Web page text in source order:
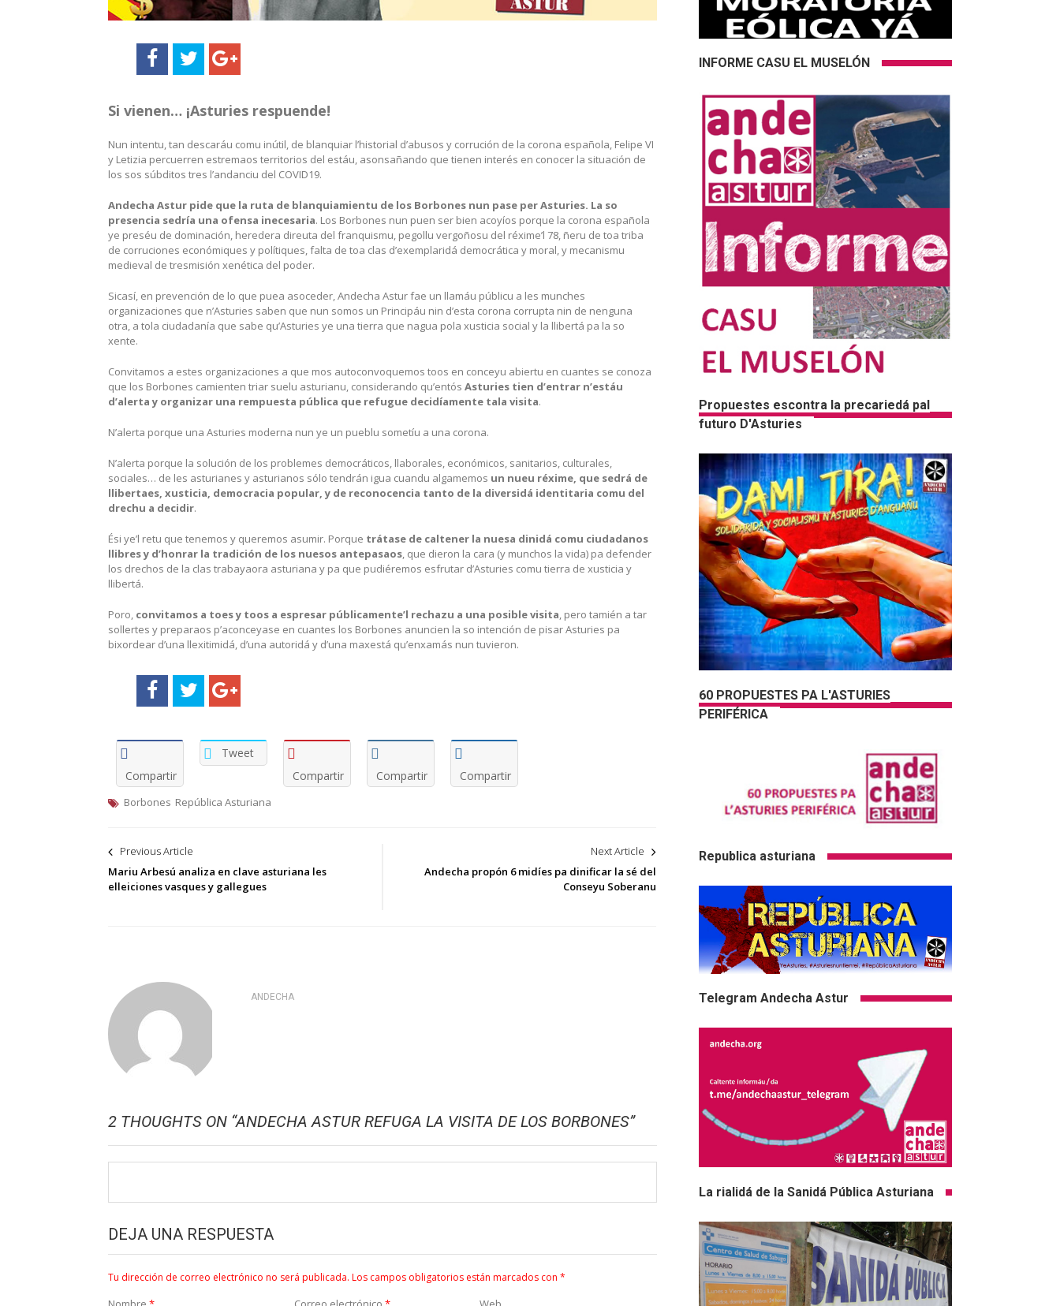
Si vienen… ¡Asturies respuende!
Nun intentu, tan descaráu comu inútil, de blanquiar l’historial d’abusos y corrución de la corona española, Felipe VI
y Letizia percuerren estremaos territorios del estáu, asonsañando que tienen interés en conocer la situación de
los sos súbditos tres l’andanciu del COVID19.
Andecha Astur pide que la ruta de blanquiamientu de los Borbones nun pase per Asturies. La so
presencia sedría una ofensa inecesaria. Los Borbones nun puen ser bien acoyíos porque la corona española
ye preséu de dominación, heredera direuta del franquismu, pegollu vergoñosu del réxime’l 78, ñeru de toa triba
de corruciones económiques y polítiques, falta de toa clas d’exemplaridá democrática y moral, y mecanismu
medieval de tresmisión xenética del poder.
Sicasí, en prevención de lo que puea asoceder, Andecha Astur fae un llamáu públicu a les munches
organizaciones que n’Asturies saben que nun somos un Principáu nin d’esta corona corrupta nin de nenguna
otra, a tola ciudadanía que sabe qu’Asturies ye una tierra que nagua pola xusticia social y la llibertá pa la so
xente.
Convitamos a estes organizaciones a que mos autoconvoquemos toos en conceyu abiertu en cuantes se conoza
que los Borbones camienten triar suelu asturianu, considerando qu’entós Asturies tien d’entrar n’estáu
d’alerta y organizar una rempuesta pública que refugue decidíamente tala visita.
N’alerta porque una Asturies moderna nun ye un pueblu sometíu a una corona.
N’alerta porque la solución de los problemes democráticos, llaborales, económicos, sanitarios, culturales,
sociales… de les asturianes y asturianos sólo tendrán igua cuandu algamemos un nueu réxime, que sedrá de
llibertaes, xusticia, democracia popular, y de reconocencia tanto de la diversidá identitaria comu del
drechu a decidir.
Ési ye’l retu que tenemos y queremos asumir. Porque trátase de caltener la nuesa dinidá comu ciudadanos
llibres y d’honrar la tradición de los nuesos antepasaos, que dieron la cara (y munchos la vida) pa defender
los drechos de la clas trabayaora asturiana y pa que pudiéremos esfrutar d’Asturies comu tierra de xusticia y
llibertá.
Poro, convitamos a toes y toos a espresar públicamente’l rechazu a una posible visita, pero tamién a tar
sollertes y preparaos p’aconceyase en cuantes los Borbones anuncien la so intención de pisar Asturies pa
bixordear d’una llexitimidá, d’una autoridá y d’una maxestá qu’enxamás nun tuvieron.
Compartir
Tweet
Compartir
Compartir Compartir
Borbones República Asturiana
Navegación
de
Previous Article
Mariu Arbesú analiza en clave asturiana les
elleiciones vasques y gallegues
Next Article
Andecha propón 6 midíes pa dinificar la sé del
Conseyu Soberanu
ANDECHA
2 THOUGHTS ON “ANDECHA ASTUR REFUGA LA VISITA DE LOS BORBONES”
DEJA UNA RESPUESTA
Tu dirección de correo electrónico no será publicada. Los campos obligatorios están marcados con *
INFORME CASU EL MUSELÓN
Propuestes escontra la precariedá pal
futuro D'Asturies
60 PROPUESTES PA L'ASTURIES
PERIFÉRICA
Republica asturiana
Telegram Andecha Astur
La rialidá de la Sanidá Pública Asturiana